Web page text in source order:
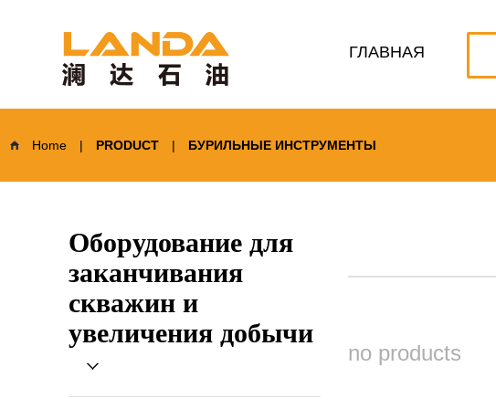
ГЛАВНАЯ
Home | PRODUCT | БУРИЛЬНЫЕ ИНСТРУМЕНТЫ
Оборудование для
заканчивания
скважин и
увеличения добычи
no products